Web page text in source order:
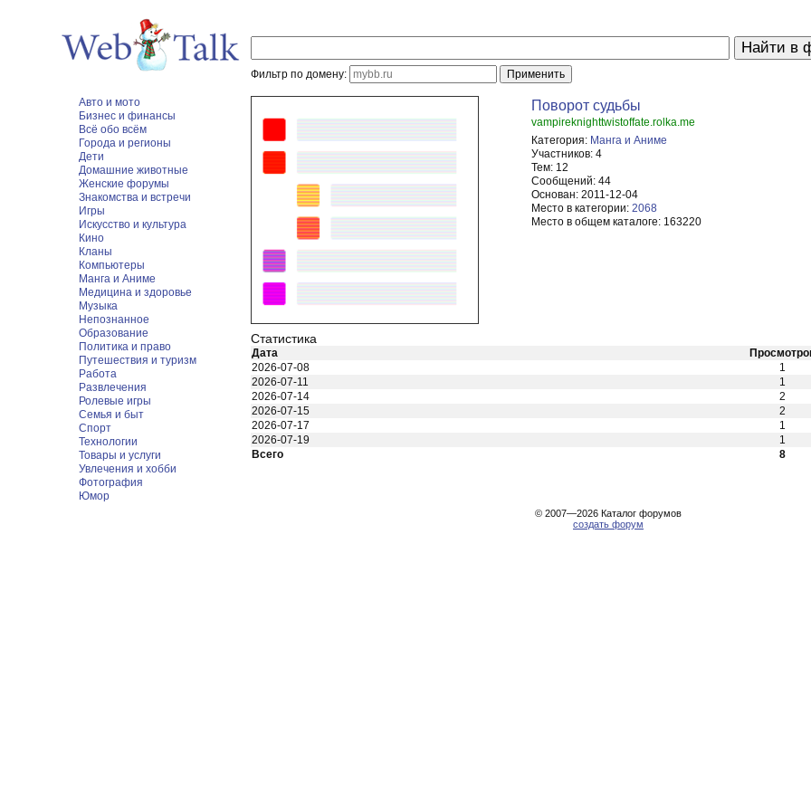
Фильтр по домену:
Авто и мото
Бизнес и финансы
Всё обо всём
Города и регионы
Дети
Домашние животные
Женские форумы
Знакомства и встречи
Игры
Искусство и культура
Кино
Кланы
Компьютеры
Манга и Аниме
Медицина и здоровье
Музыка
Непознанное
Образование
Политика и право
Путешествия и туризм
Работа
Развлечения
Ролевые игры
Семья и быт
Спорт
Технологии
Товары и услуги
Увлечения и хобби
Фотография
Юмор
Поворот судьбы
vampireknighttwistoffate.rolka.me
Категория: Манга и Аниме
Участников: 4
Тем: 12
Сообщений: 44
Основан: 2011-12-04
Место в категории: 2068
Место в общем каталоге: 163220
Статистика
Дата
2026-07-08
1
2026-07-11
1
2026-07-14
2
2026-07-15
2
2026-07-17
1
2026-07-19
1
Всего
8
© 2007—2026 Каталог форумов
создать форум